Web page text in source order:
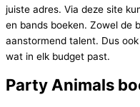
juiste adres. Via deze site
en bands boeken. Zowel de
aanstormend talent. Dus
wat in elk budget past.
Party Animals